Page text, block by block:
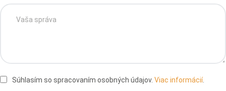
Súhlasím so spracovaním osobných údajov. Viac informácií.